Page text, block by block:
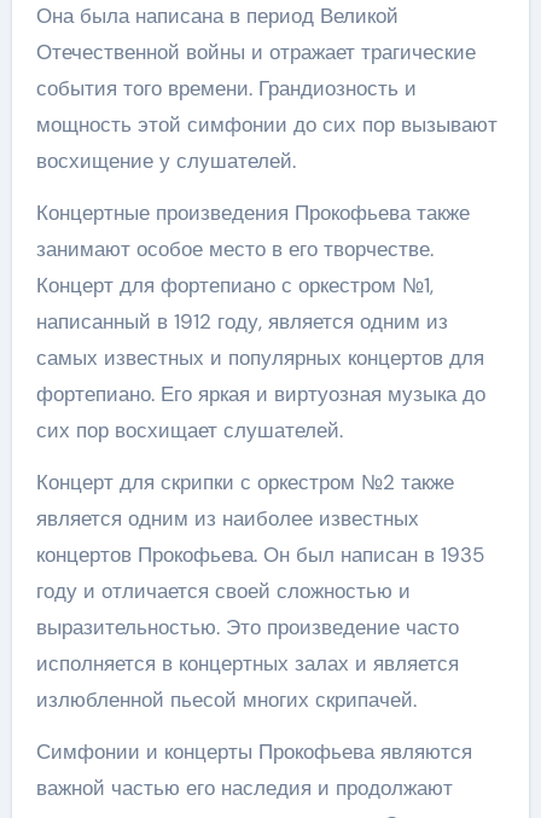
Она была написана в период Великой
Отечественной войны и отражает трагические
события того времени. Грандиозность и
мощность этой симфонии до сих пор вызывают
восхищение у слушателей.
Концертные произведения Прокофьева также
занимают особое место в его творчестве.
Концерт для фортепиано с оркестром №1,
написанный в 1912 году, является одним из
самых известных и популярных концертов для
фортепиано. Его яркая и виртуозная музыка до
сих пор восхищает слушателей.
Концерт для скрипки с оркестром №2 также
является одним из наиболее известных
концертов Прокофьева. Он был написан в 1935
году и отличается своей сложностью и
выразительностью. Это произведение часто
исполняется в концертных залах и является
излюбленной пьесой многих скрипачей.
Симфонии и концерты Прокофьева являются
важной частью его наследия и продолжают